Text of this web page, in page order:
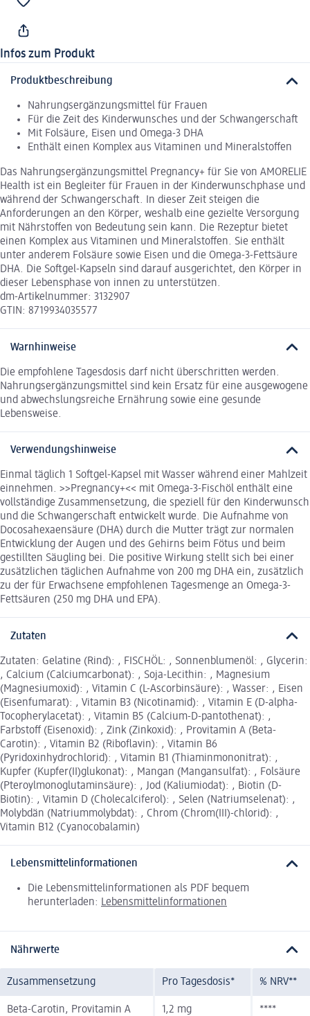
Infos zum Produkt
Produktbeschreibung
Nahrungsergänzungsmittel für Frauen
Für die Zeit des Kinderwunsches und der Schwangerschaft
Mit Folsäure, Eisen und Omega-3 DHA
Enthält einen Komplex aus Vitaminen und Mineralstoffen
Das Nahrungsergänzungsmittel Pregnancy+ für Sie von AMORELIE
Health ist ein Begleiter für Frauen in der Kinderwunschphase und
während der Schwangerschaft. In dieser Zeit steigen die
Anforderungen an den Körper, weshalb eine gezielte Versorgung
mit Nährstoffen von Bedeutung sein kann. Die Rezeptur bietet
einen Komplex aus Vitaminen und Mineralstoffen. Sie enthält
unter anderem Folsäure sowie Eisen und die Omega-3-Fettsäure
DHA. Die Softgel-Kapseln sind darauf ausgerichtet, den Körper in
dieser Lebensphase von innen zu unterstützen.
dm-Artikelnummer: 3132907
GTIN: 8719934035577
Warnhinweise
Die empfohlene Tagesdosis darf nicht überschritten werden.
Nahrungsergänzungsmittel sind kein Ersatz für eine ausgewogene
und abwechslungsreiche Ernährung sowie eine gesunde
Lebensweise.
Verwendungshinweise
Einmal täglich 1 Softgel-Kapsel mit Wasser während einer Mahlzeit
einnehmen. >>Pregnancy+<< mit Omega-3-Fischöl enthält eine
vollständige Zusammensetzung, die speziell für den Kinderwunsch
und die Schwangerschaft entwickelt wurde. Die Aufnahme von
Docosahexaensäure (DHA) durch die Mutter trägt zur normalen
Entwicklung der Augen und des Gehirns beim Fötus und beim
gestillten Säugling bei. Die positive Wirkung stellt sich bei einer
zusätzlichen täglichen Aufnahme von 200 mg DHA ein, zusätzlich
zu der für Erwachsene empfohlenen Tagesmenge an Omega-3-
Fettsäuren (250 mg DHA und EPA).
Zutaten
Zutaten: Gelatine (Rind): , FISCHÖL: , Sonnenblumenöl: , Glycerin:
, Calcium (Calciumcarbonat): , Soja-Lecithin: , Magnesium
(Magnesiumoxid): , Vitamin C (L-Ascorbinsäure): , Wasser: , Eisen
(Eisenfumarat): , Vitamin B3 (Nicotinamid): , Vitamin E (D-alpha-
Tocopherylacetat): , Vitamin B5 (Calcium-D-pantothenat): ,
Farbstoff (Eisenoxid): , Zink (Zinkoxid): , Provitamin A (Beta-
Carotin): , Vitamin B2 (Riboflavin): , Vitamin B6
(Pyridoxinhydrochlorid): , Vitamin B1 (Thiaminmononitrat): ,
Kupfer (Kupfer(II)glukonat): , Mangan (Mangansulfat): , Folsäure
(Pteroylmonoglutaminsäure): , Jod (Kaliumiodat): , Biotin (D-
Biotin): , Vitamin D (Cholecalciferol): , Selen (Natriumselenat): ,
Molybdän (Natriummolybdat): , Chrom (Chrom(III)-chlorid): ,
Vitamin B12 (Cyanocobalamin)
Lebensmittelinformationen
Die Lebensmittelinformationen als PDF bequem
herunterladen: Lebensmittelinformationen
Nährwerte
Zusammensetzung Pro Tagesdosis* % NRV**
Beta-Carotin, Provitamin A 1,2 mg ****